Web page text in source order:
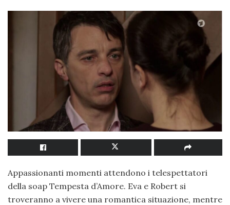
Appassionanti momenti attendono i telespettatori
della soap Tempesta d’Amore. Eva e Robert si
troveranno a vivere una romantica situazione, mentre